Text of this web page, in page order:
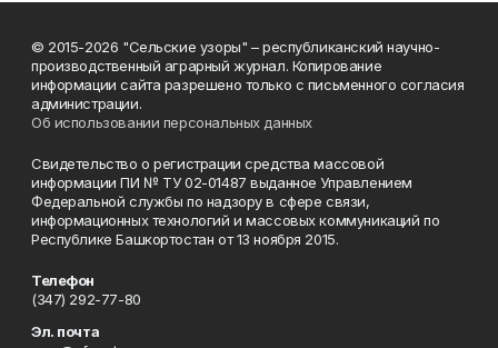
© 2015-2026 "Сельские узоры" – республиканский научно-
производственный аграрный журнал. Копирование
информации сайта разрешено только с письменного согласия
администрации.
Об использовании персональных данных
Свидетельство о регистрации средства массовой
информации ПИ № ТУ 02-01487 выданное Управлением
Федеральной службы по надзору в сфере связи,
информационных технологий и массовых коммуникаций по
Республике Башкортостан от 13 ноября 2015.
Телефон
(347) 292-77-80
Эл. почта